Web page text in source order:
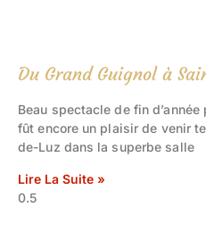
Du Grand Guignol à
Beau spectacle de fin
fût encore un plaisir de venir
de-Luz dans la superbe salle
Lire La Suite »